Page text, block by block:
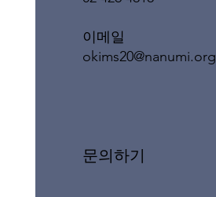
이메일
okims20@nanumi.org
문의하기